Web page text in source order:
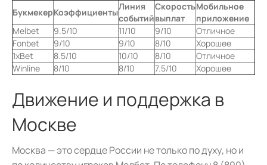
БукмекерКоэффициенты
Линия
событий
Скорость
выплат
Мобильное
приложение
Melbet
9.5/10 11/10 9/10
Отличное
Fonbet
9/10 9/10 8/10
Хорошее
1xBet
8.5/10 10/10 8/10
Отличное
Winline
8/10 8/10 7.5/10 Хорошее
Движение и поддержка в
Москве
Москва — это сердце России не только по духу, но и